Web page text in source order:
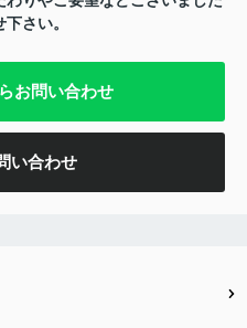
さい。
お問い合わせ
い合わせ